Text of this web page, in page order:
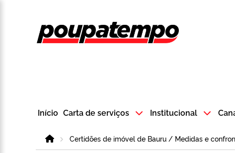
Logo do
Início Carta de serviços Institucional
HomeCertidões de imóvel de Bauru / Medidas e